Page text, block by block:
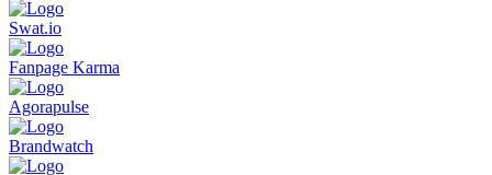
Swat.io
Fanpage Karma
Agorapulse
Brandwatch